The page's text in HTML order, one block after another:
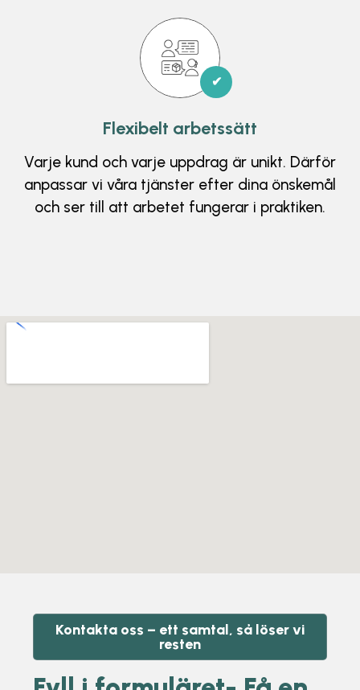
✔
Flexibelt arbetssätt
Varje kund och varje uppdrag är unikt. Därför
anpassar vi våra tjänster efter dina önskemål
och ser till att arbetet fungerar i praktiken.
Kontakta oss – ett samtal, så löser vi
resten